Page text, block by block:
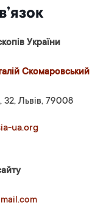
України
Скомаровський
32, Львів, 79008
ua.org